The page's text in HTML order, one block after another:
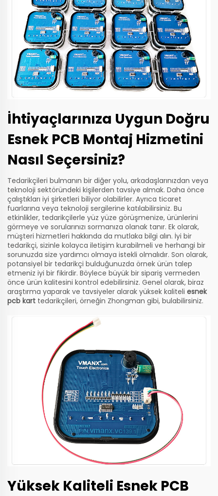
İhtiyaçlarınıza Uygun Doğru
Esnek PCB Montaj Hizmetini
Nasıl Seçersiniz?
Tedarikçileri bulmanın bir diğer yolu, arkadaşlarınızdan veya
teknoloji sektöründeki kişilerden tavsiye almak. Daha önce
çalıştıkları iyi şirketleri biliyor olabilirler. Ayrıca ticaret
fuarlarına veya teknoloji sergilerine katılabilirsiniz. Bu
etkinlikler, tedarikçilerle yüz yüze görüşmenize, ürünlerini
görmeye ve sorularınızı sormanıza olanak tanır. Ek olarak,
müşteri hizmetleri hakkında da mutlaka bilgi alın. İyi bir
tedarikçi, sizinle kolayca iletişim kurabilmeli ve herhangi bir
sorunuzda size yardımcı olmaya istekli olmalıdır. Son olarak,
potansiyel bir tedarikçi bulduğunuzda örnek ürün talep
etmeniz iyi bir fikirdir. Böylece büyük bir sipariş vermeden
önce ürün kalitesini kontrol edebilirsiniz. Genel olarak, biraz
araştırma yaparak ve tavsiyeler alarak yüksek kaliteli esnek
pcb kart tedarikçileri, örneğin Zhongman gibi, bulabilirsiniz.
Yüksek Kaliteli Esnek PCB